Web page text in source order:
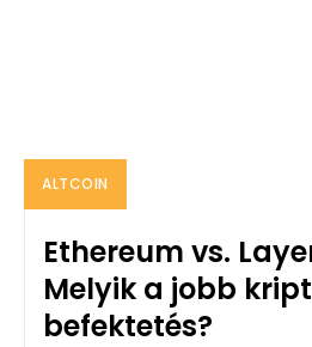
ALTCOIN
Ethereum vs.
Melyik a jobb
befektetés?